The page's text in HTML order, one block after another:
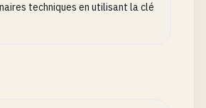
techniques en utilisant la clé